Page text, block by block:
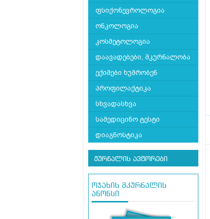
ფსიქონევროლოგია
ონკოლოგია
კოსმეტოლოგია
დაავადებები, მკურნალობა
ექიმები ხუმრობენ
პროფილაქტიკა
სხვადასხვა
სამედიცინო ტესტი
დიაგნოსტიკა
ჟურნალის ავტორები
ოჯახის მკურნალის
ანონსი